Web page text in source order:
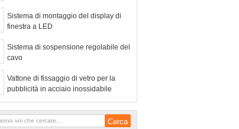
Sistema di montaggio del display di
finestra a LED
Sistema di sospensione regolabile del
cavo
Vattone di fissaggio di vetro per la
pubblicità in acciaio inossidabile